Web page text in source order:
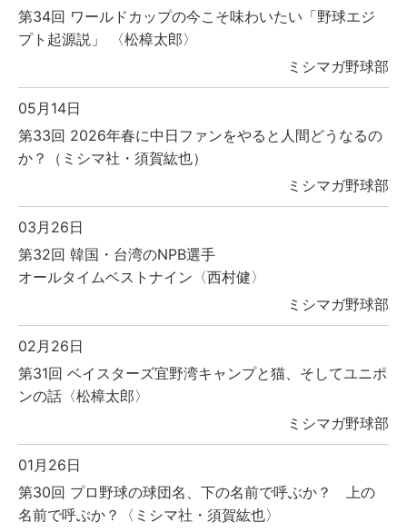
第34回 ワールドカップの今こそ味わいたい「野球エジ
プト起源説」 〈松樟太郎〉
ミシマガ野球部
05月14日
第33回 2026年春に中日ファンをやると人間どうなるの
か？（ミシマ社・須賀紘也）
ミシマガ野球部
03月26日
第32回 韓国・台湾のNPB選手
オールタイムベストナイン〈西村健〉
ミシマガ野球部
02月26日
第31回 ベイスターズ宜野湾キャンプと猫、そしてユニポ
ンの話〈松樟太郎〉
ミシマガ野球部
01月26日
第30回 プロ野球の球団名、下の名前で呼ぶか？ 上の
名前で呼ぶか？〈ミシマ社・須賀紘也〉